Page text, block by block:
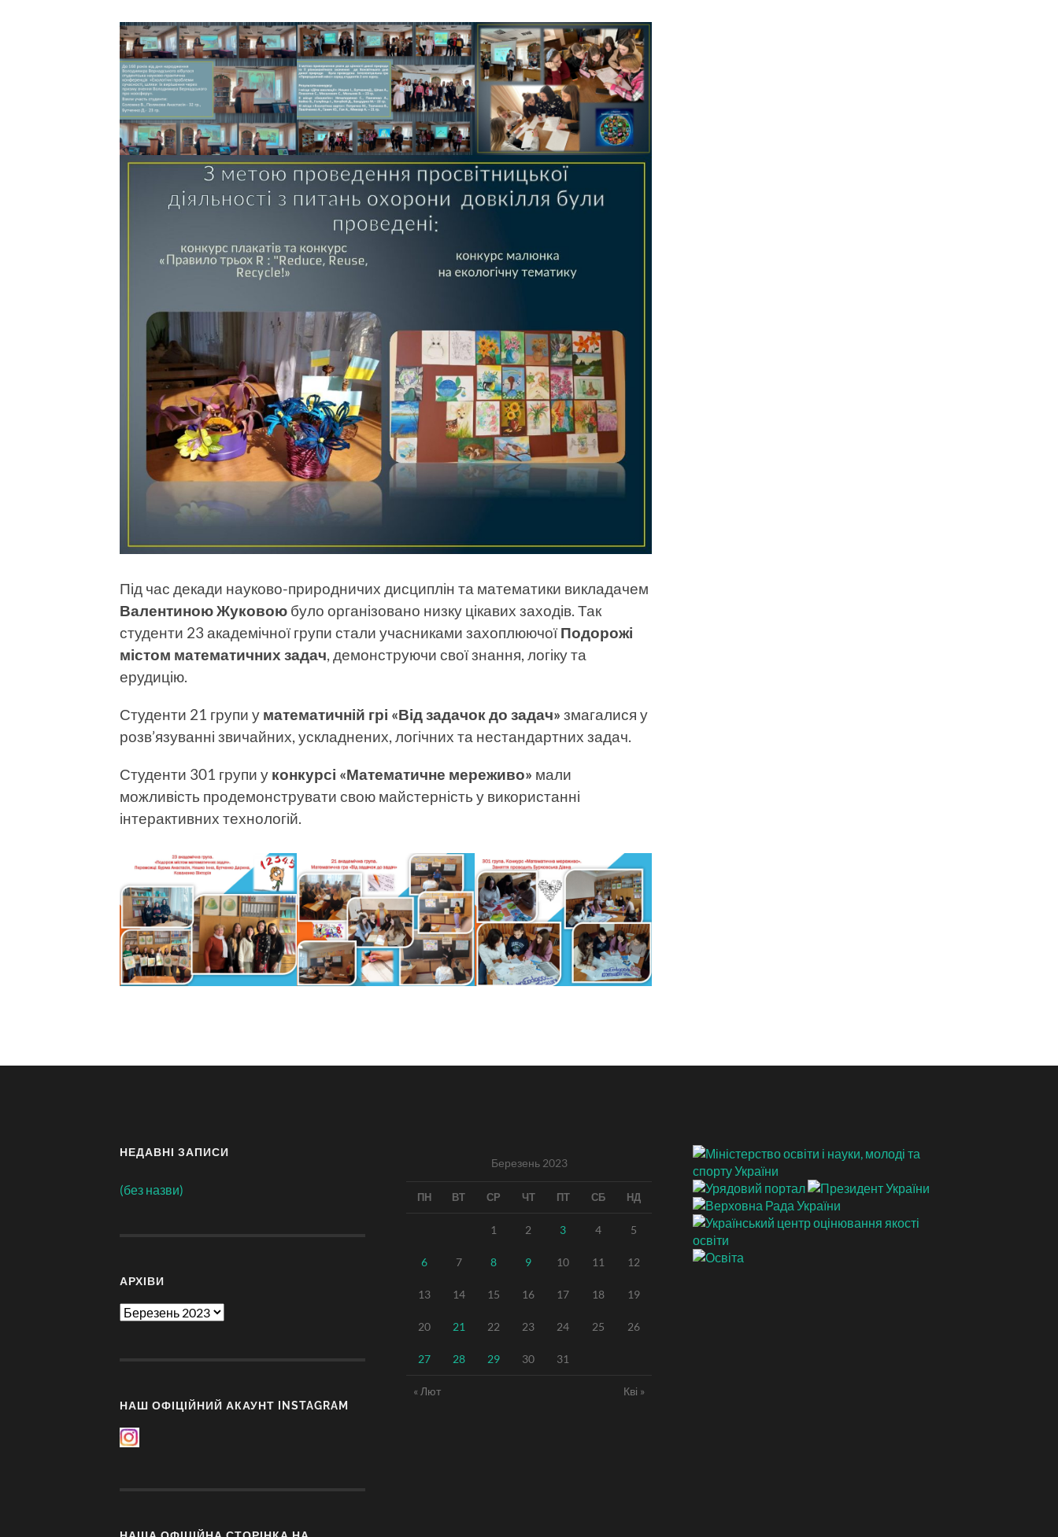
Під час декади науково-природничих дисциплін та математики викладачем
Валентиною Жуковою було організовано низку цікавих заходів. Так
студенти 23 академічної групи стали учасниками захоплюючої Подорожі
містом математичних задач, демонструючи свої знання, логіку та
ерудицію.
Студенти 21 групи у математичній грі «Від задачок до задач» змагалися у
розв’язуванні звичайних, ускладнених, логічних та нестандартних задач.
Студенти 301 групи у конкурсі «Математичне мереживо» мали
можливість продемонструвати свою майстерність у використанні
інтерактивних технологій.
НЕДАВНІ ЗАПИСИ
(без назви)
АРХІВИ
Архіви
НАШ ОФІЦІЙНИЙ АКАУНТ INSTAGRAM
Березень 2023
ПН ВТ СР ЧТ ПТ СБ НД
1 2 3 4 5
6 7 8 9 10 11 12
13 14 15 16 17 18 19
20 21 22 23 24 25 26
27 28 29 30 31
« Лют Кві »